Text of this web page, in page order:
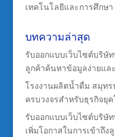
เทคโนโลยีและการศึกษ
บทความล่าสุด
รับออกแบบเว็บไซต์บริษั
ลูกค้าค้นหาข้อมูลง่ายแล
โรงงานผลิตน้ำดื่ม สมุท
ครบวงจรสำหรับธุรกิจยุค
รับออกแบบเว็บไซต์บริษัท
เพิ่มโอกาสในการเข้าถึง